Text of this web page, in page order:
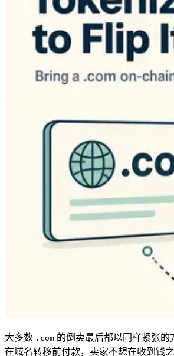
大多数 .com 的倒卖最后都以同样紧张的
在域名转移前付款，卖家不想在收到钱